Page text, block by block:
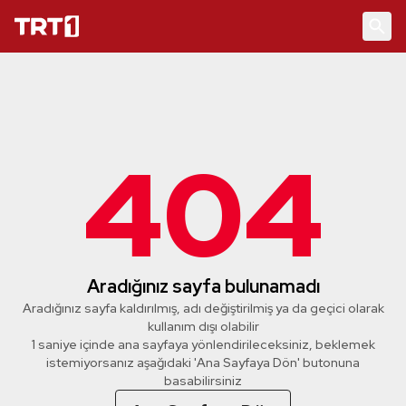
404
Aradığınız sayfa bulunamadı
Aradığınız sayfa kaldırılmış, adı değiştirilmiş ya da geçici olarak
kullanım dışı olabilir
1 saniye içinde ana sayfaya yönlendirileceksiniz, beklemek
istemiyorsanız aşağıdaki 'Ana Sayfaya Dön' butonuna
basabilirsiniz